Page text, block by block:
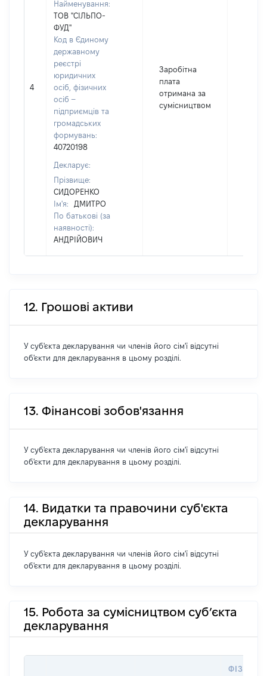
4
Найменування:
ТОВ "СІЛЬПО-
ФУД"
Код в Єдиному
державному
реєстрі
юридичних
осіб, фізичних
осіб –
підприємців та
громадських
формувань:
40720198
Декларує:
Прізвище:
СИДОРЕНКО
Ім'я:
ДМИТРО
По батькові (за
наявності):
АНДРІЙОВИЧ
Заробітна
плата
отримана за
сумісництвом
12. Грошові активи
У суб'єкта декларування чи членів його сім'ї відсутні
об'єкти для декларування в цьому розділі.
13. Фінансові зобов'язання
У суб'єкта декларування чи членів його сім'ї відсутні
об'єкти для декларування в цьому розділі.
14. Видатки та правочини суб'єкта
декларування
У суб'єкта декларування чи членів його сім'ї відсутні
об'єкти для декларування в цьому розділі.
15. Робота за сумісництвом суб’єкта
декларування